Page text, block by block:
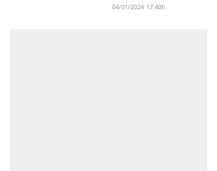
04/01/2024 17:40h